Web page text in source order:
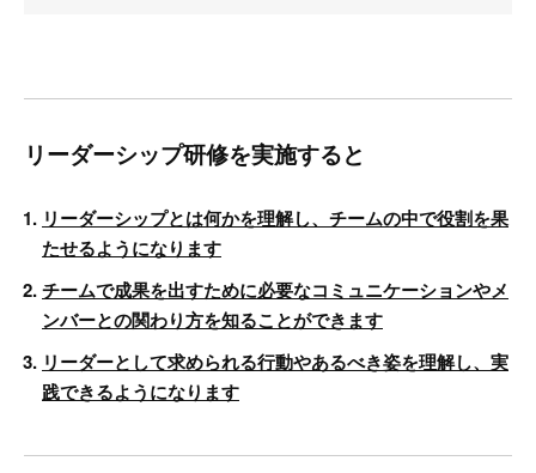
リーダーシップ研修を実施すると
リーダーシップとは何かを理解し、チームの中で役割を果
たせるようになります
チームで成果を出すために必要なコミュニケーションやメ
ンバーとの関わり方を知ることができます
リーダーとして求められる行動やあるべき姿を理解し、実
践できるようになります